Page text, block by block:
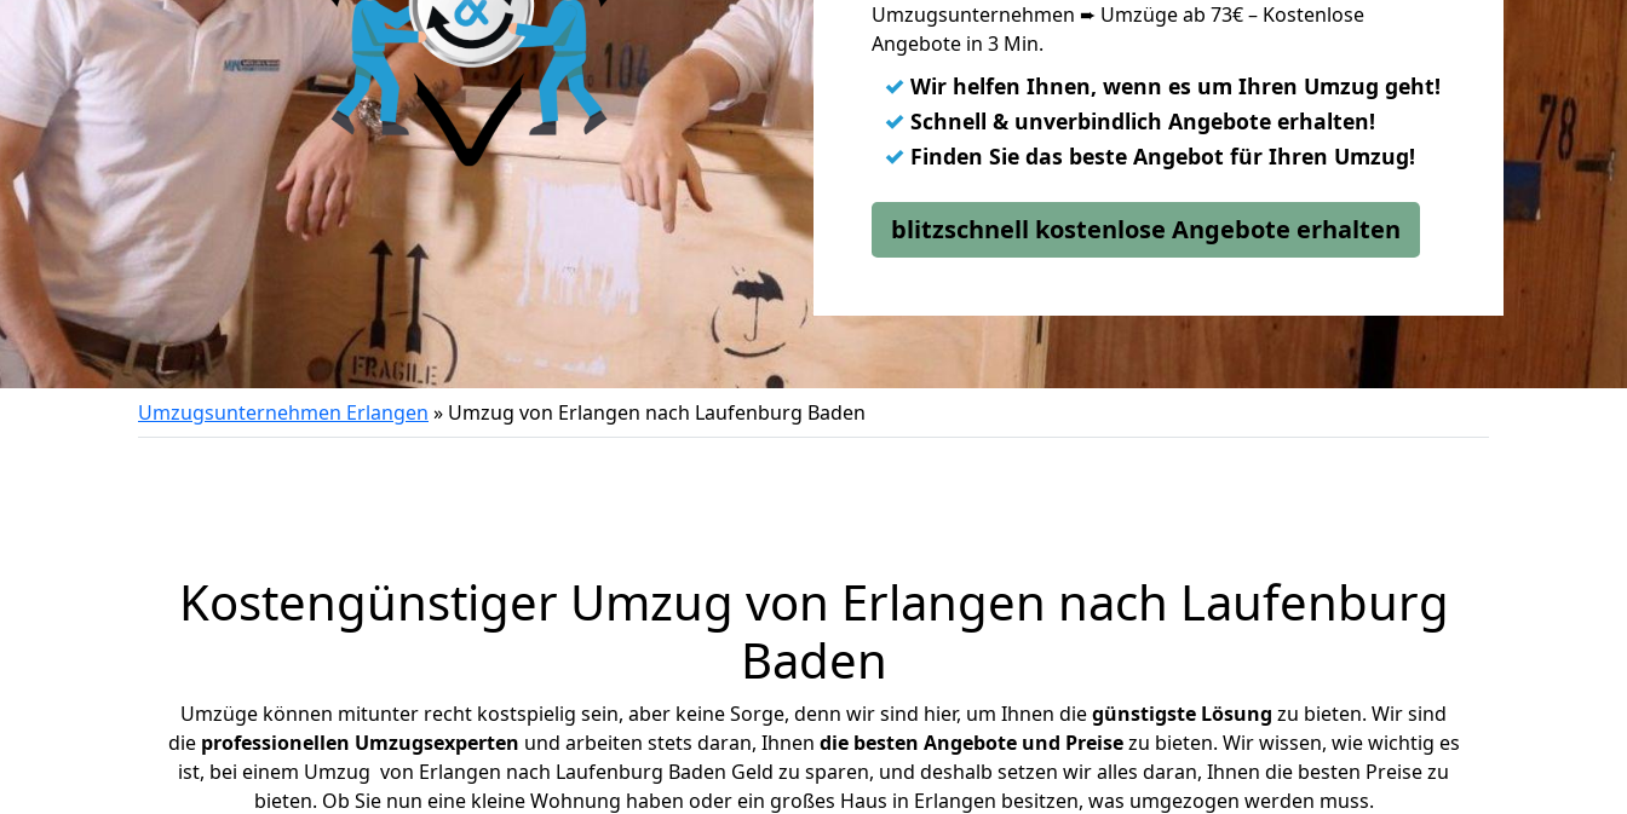
Umzugsunternehmen ➨ Umzüge ab 73€ – Kostenlose
Angebote in 3 Min.
✓ Wir helfen Ihnen, wenn es um Ihren Umzug geht!
✓ Schnell & unverbindlich Angebote erhalten!
✓ Finden Sie das beste Angebot für Ihren Umzug!
blitzschnell kostenlose Angebote erhalten
Umzugsunternehmen Erlangen » Umzug von Erlangen nach Laufenburg Baden
Kostengünstiger Umzug von Erlangen nach Laufenburg
Baden
Umzüge können mitunter recht kostspielig sein, aber keine Sorge, denn wir sind hier, um Ihnen diegünstigste Lösung zu bieten. Wir sind
die professionellen Umzugsexperten und arbeiten stets daran, Ihnen die besten Angebote und Preisezu bieten. Wir wissen, wie wichtig es
ist, bei einem Umzug von Erlangen nach Laufenburg Baden Geld zu sparen, und deshalb setzen wir alles daran, Ihnen die besten Preise zu
bieten. Ob Sie nun eine kleine Wohnung haben oder ein großes Haus in Erlangen besitzen, was umgezogen werden muss.